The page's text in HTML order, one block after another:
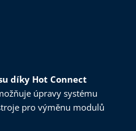
díky Hot Connect
úpravy systému
pro výměnu modulů